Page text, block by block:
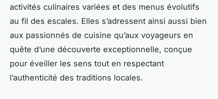
activités culinaires variées et des menus évolutifs
au fil des escales. Elles s’adressent ainsi aussi bien
aux passionnés de cuisine qu’aux voyageurs en
quête d’une découverte exceptionnelle, conçue
pour éveiller les sens tout en respectant
l’authenticité des traditions locales.